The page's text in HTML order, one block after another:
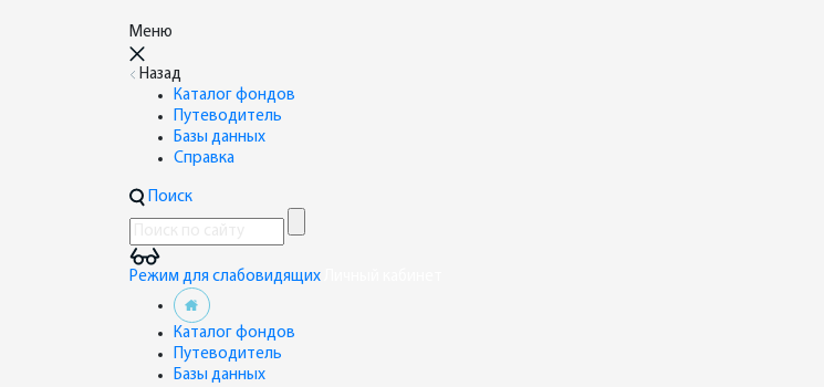
Меню
Назад
Каталог фондов
Путеводитель
Базы данных
Справка
Поиск
Режим для слабовидящих
Каталог фондов
Путеводитель
Базы данных